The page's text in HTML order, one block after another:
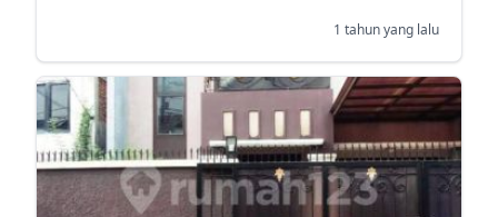
1 tahun yang lalu